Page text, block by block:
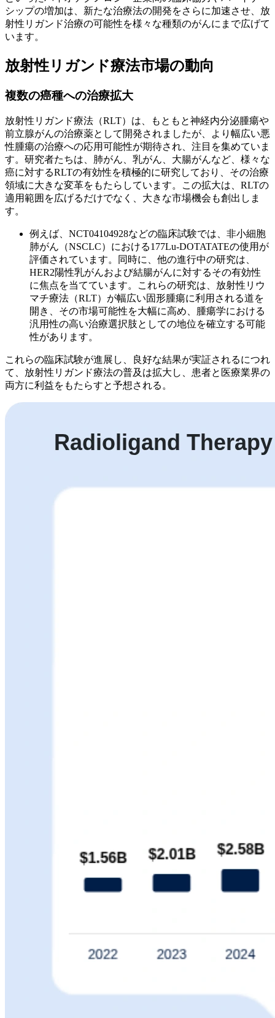
シップの増加は、新たな治療法の開発をさらに加速させ、放
射性リガンド治療の可能性を様々な種類のがんにまで広げて
います。
放射性リガンド療法市場の動向
複数の癌種への治療拡大
放射性リガンド療法（RLT）は、もともと神経内分泌腫瘍や
前立腺がんの治療薬として開発されましたが、より幅広い悪
性腫瘍の治療への応用可能性が期待され、注目を集めていま
す。研究者たちは、肺がん、乳がん、大腸がんなど、様々な
癌に対するRLTの有効性を積極的に研究しており、その治療
領域に大きな変革をもたらしています。この拡大は、RLTの
適用範囲を広げるだけでなく、大きな市場機会も創出しま
す。
例えば、NCT04104928などの臨床試験では、非小細胞
肺がん（NSCLC）における177Lu-DOTATATEの使用が
評価されています。同時に、他の進行中の研究は、
HER2陽性乳がんおよび結腸がんに対するその有効性
に焦点を当てています。これらの研究は、放射性リウ
マチ療法（RLT）が幅広い固形腫瘍に利用される道を
開き、その市場可能性を大幅に高め、腫瘍学における
汎用性の高い治療選択肢としての地位を確立する可能
性があります。
これらの臨床試験が進展し、良好な結果が実証されるにつれ
て、放射性リガンド療法の普及は拡大し、患者と医療業界の
両方に利益をもたらすと予想される。